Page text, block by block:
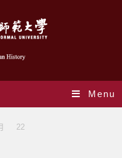
Menu
22